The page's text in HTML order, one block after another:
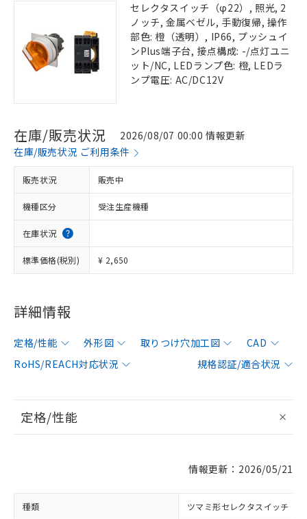
セレクタスイッチ（φ22）, 照光, 2
ノッチ, 金属ベゼル, 手動復帰, 操作
部色: 橙（透明）, IP66, プッシュイ
ンPlus端子台, 接点構成: -/点灯ユニ
ット/NC, LEDランプ色: 橙, LEDラ
ンプ電圧: AC/DC12V
在庫/販売状況
2026/08/07 00:00 情報更新
在庫/販売状況 ご利用条件
販売状況 販売中
機種区分 受注生産機種
在庫状況
標準価格(税別) ¥ 2,650
詳細情報
定格/性能 外形図 取りつけ穴加工図
CAD
RoHS/REACH対応状況
規格認証/適合状況
定格/性能
情報更新：2026/05/21
種類 ツマミ形セレクタスイッチ